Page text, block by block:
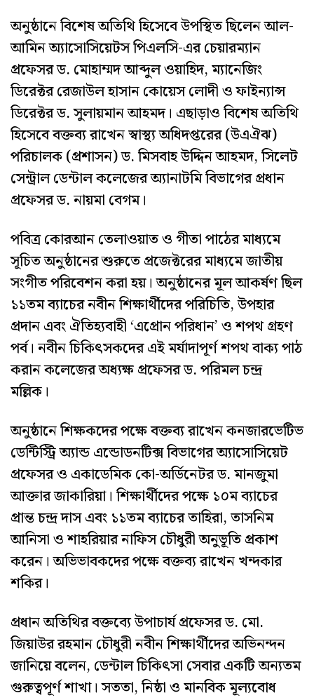
অনুষ্ঠানে বিশেষ অতিথি হিসেবে উপস্থিত ছিলেন আল-
আমিন অ্যাসোসিয়েটস পিএলসি-এর চেয়ারম্যান
প্রফেসর ড. মোহাম্মদ আব্দুল ওয়াহিদ, ম্যানেজিং
ডিরেক্টর রেজাউল হাসান কোয়েস লোদী ও ফাইন্যান্স
ডিরেক্টর ড. সুলায়মান আহমদ। এছাড়াও বিশেষ অতিথি
হিসেবে বক্তব্য রাখেন স্বাস্থ্য অধিদপ্তরের (উএঐঝ)
পরিচালক (প্রশাসন) ড. মিসবাহ উদ্দিন আহমদ, সিলেট
সেন্ট্রাল ডেন্টাল কলেজের অ্যানাটমি বিভাগের প্রধান
প্রফেসর ড. নায়মা বেগম।
পবিত্র কোরআন তেলাওয়াত ও গীতা পাঠের মাধ্যমে
সূচিত অনুষ্ঠানের শুরুতে প্রজেক্টরের মাধ্যমে জাতীয়
সংগীত পরিবেশন করা হয়। অনুষ্ঠানের মূল আকর্ষণ ছিল
১১তম ব্যাচের নবীন শিক্ষার্থীদের পরিচিতি, উপহার
প্রদান এবং ঐতিহ্যবাহী ‘এপ্রোন পরিধান’ ও শপথ গ্রহণ
পর্ব। নবীন চিকিৎসকদের এই মর্যাদাপূর্ণ শপথ বাক্য পাঠ
করান কলেজের অধ্যক্ষ প্রফেসর ড. পরিমল চন্দ্র
মল্লিক।
অনুষ্ঠানে শিক্ষকদের পক্ষে বক্তব্য রাখেন কনজারভেটিভ
ডেন্টিস্ট্রি অ্যান্ড এন্ডোডনটিক্স বিভাগের অ্যাসোসিয়েট
প্রফেসর ও একাডেমিক কো-অর্ডিনেটর ড. মানজুমা
আক্তার জাকারিয়া। শিক্ষার্থীদের পক্ষে ১০ম ব্যাচের
প্রান্ত চন্দ্র দাস এবং ১১তম ব্যাচের তাহিরা, তাসনিম
আনিসা ও শাহরিয়ার নাফিস চৌধুরী অনুভূতি প্রকাশ
করেন। অভিভাবকদের পক্ষে বক্তব্য রাখেন খন্দকার
শকির।
প্রধান অতিথির বক্তব্যে উপাচার্য প্রফেসর ড. মো.
জিয়াউর রহমান চৌধুরী নবীন শিক্ষার্থীদের অভিনন্দন
জানিয়ে বলেন, ডেন্টাল চিকিৎসা সেবার একটি অন্যতম
গুরুত্বপূর্ণ শাখা। সততা, নিষ্ঠা ও মানবিক মূল্যবোধ